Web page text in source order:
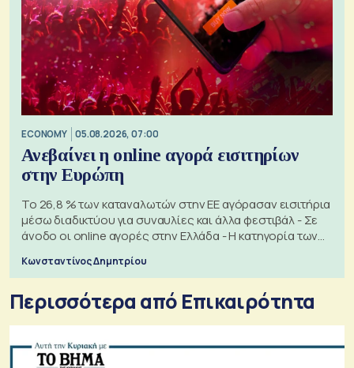
ECONOMY 05.08.2026, 07:00
Ανεβαίνει η online αγορά εισιτηρίων
στην Ευρώπη
Το 26,8 % των καταναλωτών στην ΕΕ αγόρασαν εισιτήρια
μέσω διαδικτύου για συναυλίες και άλλα φεστιβάλ - Σε
άνοδο οι online αγορές στην Ελλάδα - Η κατηγορία των
Κωνσταντίνος Δημητρίου
Περισσότερα από Επικαιρότητα